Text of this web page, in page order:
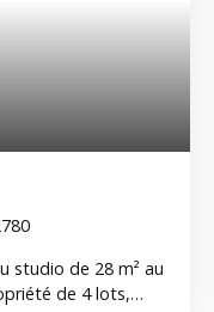
studio de 28 m² au
de 4 lots,